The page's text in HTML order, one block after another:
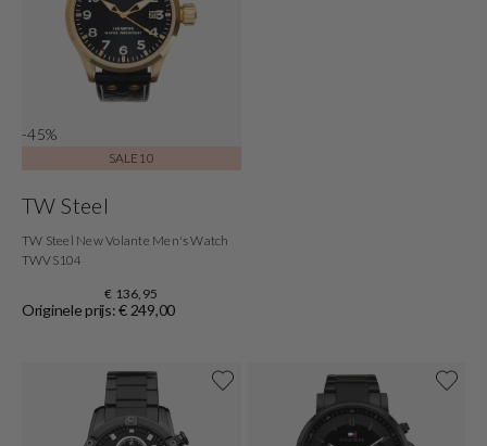
-45%
SALE10
TW Steel
TW Steel New Volante Men's Watch
TWVS104
€ 136,95
Originele prijs: € 249,00